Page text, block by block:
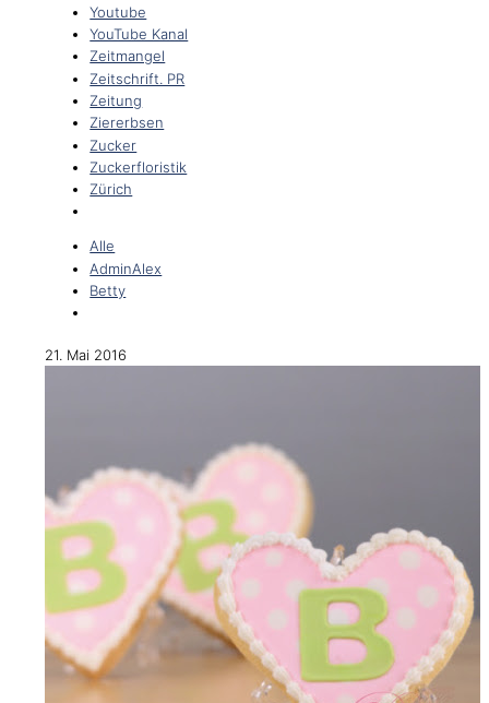
Youtube
YouTube Kanal
Zeitmangel
Zeitschrift. PR
Zeitung
Ziererbsen
Zucker
Zuckerfloristik
Zürich
Alle
AdminAlex
Betty
21. Mai 2016